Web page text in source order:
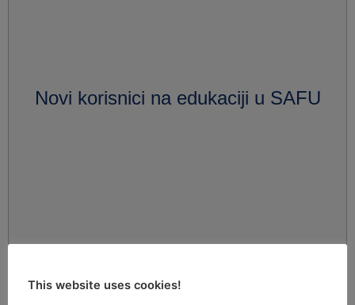
Novi korisnici na edukaciji u SAFU
This website uses cookies!